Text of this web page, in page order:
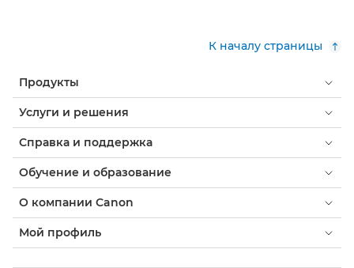
К началу страницы
Продукты
Услуги и решения
Справка и поддержка
Обучение и образование
О компании Canon
Мой профиль